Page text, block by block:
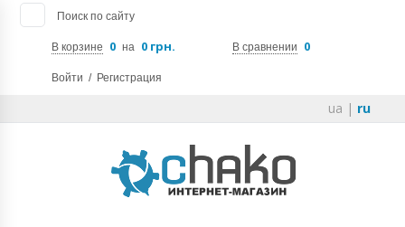
Поиск по сайту
В корзине 0 на 0 грн. В сравнении 0
Войти / Регистрация
ua | ru